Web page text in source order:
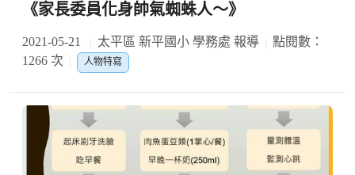
《家長委員化身帥氣蜘蛛人～》
2021-05-21 太平區 新平國小 學務處 報導
點閱數：
1266 次
人物特寫